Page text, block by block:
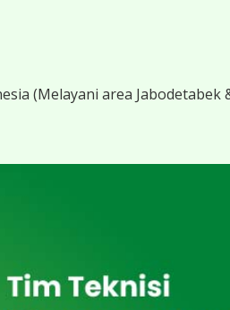
(Melayani area Jabodetabek